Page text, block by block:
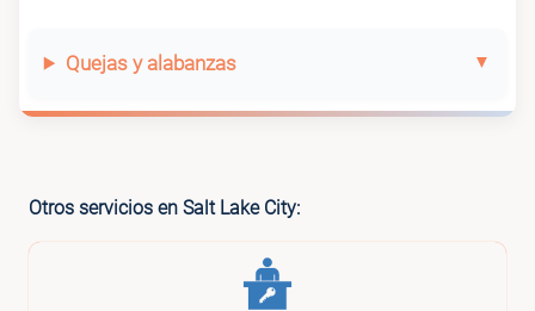
Quejas y alabanzas
Otros servicios en Salt Lake City: